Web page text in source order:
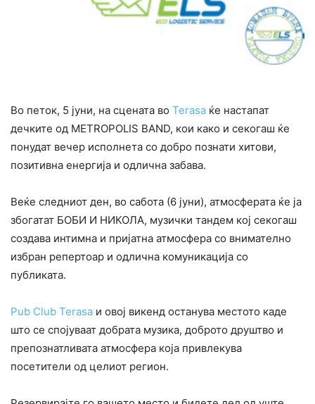
Во петок, 5 јуни, на сцената во Terasa ќе настапат
дечките од METROPOLIS BAND, кои како и секогаш ќе
понудат вечер исполнета со добро познати хитови,
позитивна енергија и одлична забава.
Веќе следниот ден, во сабота (6 јуни), атмосферата ќе ја
збогатат БОБИ И НИКОЛА, музички тандем кој секогаш
создава интимна и пријатна атмосфера со внимателно
избран репертоар и одлична комуникација со
публиката.
Pub Club Terasa и овој викенд останува местото каде
што се спојуваат добрата музика, доброто друштво и
препознатливата атмосфера која привлекува
посетители од целиот регион.